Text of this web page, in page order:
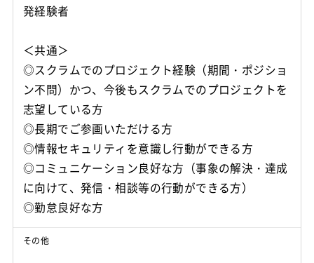
発経験者
＜共通＞
◎スクラムでのプロジェクト経験（期間・ポジショ
ン不問）かつ、今後もスクラムでのプロジェクトを
志望している方
◎長期でご参画いただける方
◎情報セキュリティを意識し行動ができる方
◎コミュニケーション良好な方（事象の解決・達成
に向けて、発信・相談等の行動ができる方）
◎勤怠良好な方
その他